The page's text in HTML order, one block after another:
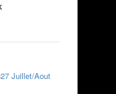
Juillet/Aout